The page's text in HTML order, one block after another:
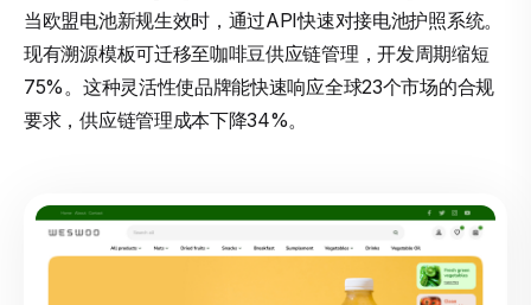
当欧盟电池新规生效时，通过API快速对接电池护照系统。
现有溯源模板可迁移至咖啡豆供应链管理，开发周期缩短
75%。这种灵活性使品牌能快速响应全球23个市场的合规
要求，供应链管理成本下降34%。